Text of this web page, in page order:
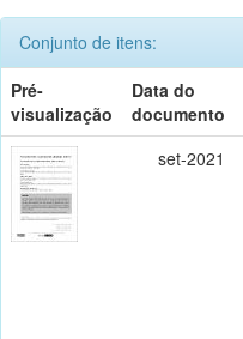
Conjunto de itens:
Pré-
visualização
Data do
documento
set-2021